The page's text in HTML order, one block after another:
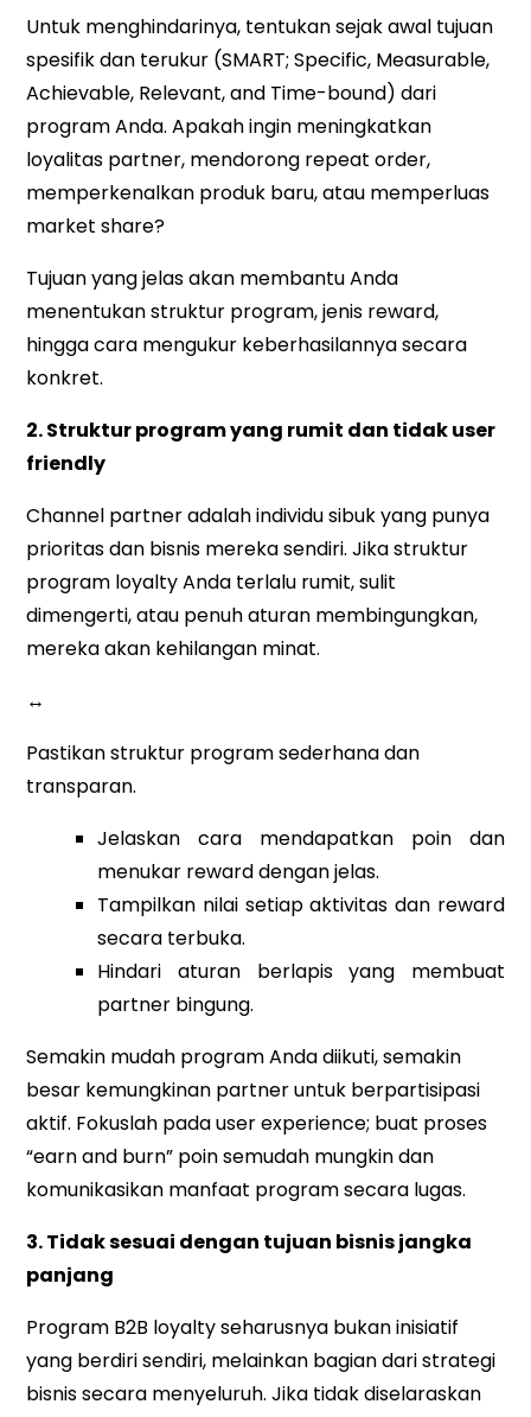
Untuk menghindarinya, tentukan sejak awal tujuan
spesifik dan terukur (SMART; Specific, Measurable,
Achievable, Relevant, and Time-bound) dari
program Anda. Apakah ingin meningkatkan
loyalitas partner, mendorong repeat order,
memperkenalkan produk baru, atau memperluas
market share?
Tujuan yang jelas akan membantu Anda
menentukan struktur program, jenis reward,
hingga cara mengukur keberhasilannya secara
konkret.
2. Struktur program yang rumit dan tidak user
friendly
Channel partner adalah individu sibuk yang punya
prioritas dan bisnis mereka sendiri. Jika struktur
program loyalty Anda terlalu rumit, sulit
dimengerti, atau penuh aturan membingungkan,
mereka akan kehilangan minat.
↔
Pastikan struktur program sederhana dan
transparan.
Jelaskan cara mendapatkan poin dan
menukar reward dengan jelas.
Tampilkan nilai setiap aktivitas dan reward
secara terbuka.
Hindari aturan berlapis yang membuat
partner bingung.
Semakin mudah program Anda diikuti, semakin
besar kemungkinan partner untuk berpartisipasi
aktif. Fokuslah pada user experience; buat proses
“earn and burn” poin semudah mungkin dan
komunikasikan manfaat program secara lugas.
3. Tidak sesuai dengan tujuan bisnis jangka
panjang
Program B2B loyalty seharusnya bukan inisiatif
yang berdiri sendiri, melainkan bagian dari strategi
bisnis secara menyeluruh. Jika tidak diselaraskan